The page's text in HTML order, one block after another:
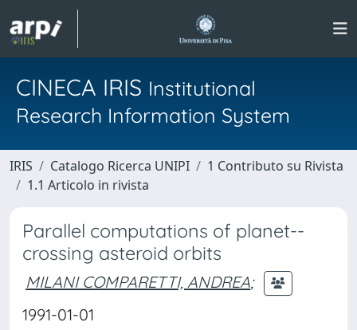
CINECA IRIS Institutional
Research Information System
IRIS Catalogo Ricerca UNIPI
1 Contributo su Rivista
1.1 Articolo in rivista
Parallel computations of planet--
crossing asteroid orbits
MILANI COMPARETTI, ANDREA;
1991-01-01